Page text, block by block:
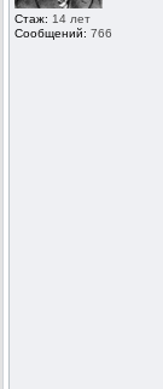
Стаж: 14 лет
Сообщений: 766